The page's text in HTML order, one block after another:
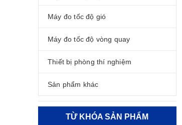
Máy đo tốc độ gió
Máy đo tốc độ vòng quay
Thiết bị phòng thí nghiệm
Sản phẩm khác
TỪ KHÓA SẢN PHẨM